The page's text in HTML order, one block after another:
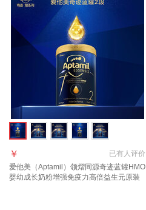
已有人评价
￥
爱他美（Aptamil）领熠同源奇迹蓝罐HMO
婴幼成长奶粉增强免疫力高倍益生元原装